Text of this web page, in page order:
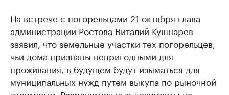
На встрече с погорельцами 21 октября глава
администрации Ростова Виталий Кушнарев
заявил, что земельные участки тех погорельцев,
чьи дома признаны непригодными для
проживания, в будущем будут изыматься для
муниципальных нужд путем выкупа по рыночной